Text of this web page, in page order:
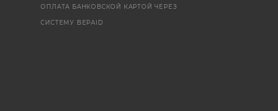
ОПЛАТА БАНКОВСКОЙ КАРТОЙ ЧЕРЕЗ
СИСТЕМУ BEPAID